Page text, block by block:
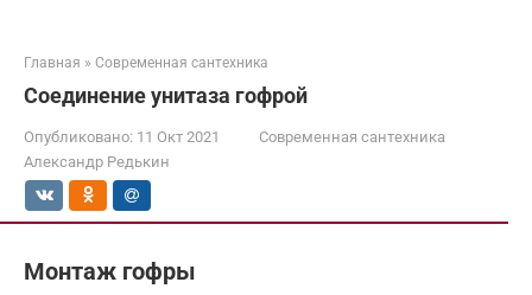
Главная » Современная сантехника
Соединение унитаза гофрой
Опубликовано: 11 Окт 2021
Современная сантехника
Александр Редькин
Монтаж гофры